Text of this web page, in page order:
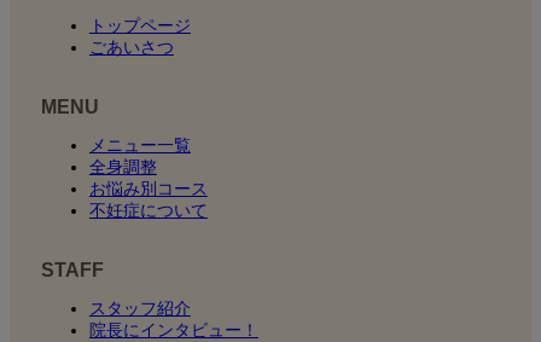
トップページ
ごあいさつ
MENU
メニュー一覧
全身調整
お悩み別コース
不妊症について
STAFF
スタッフ紹介
院長にインタビュー！